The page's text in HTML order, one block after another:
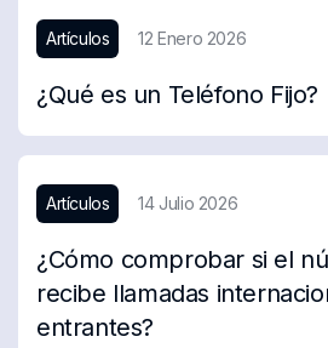
Artículos 12 Enero 2026
¿Qué es un Teléfono Fijo?
Artículos 14 Julio 2026
¿Cómo comprobar si el
recibe llamadas
entrantes?